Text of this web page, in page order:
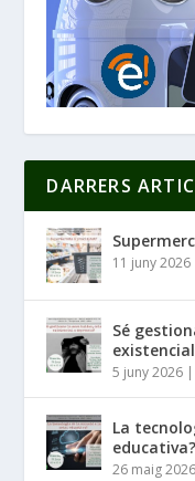
DARRERS
11 juny 2026
Sé
5 juny 2026 |
La
educativa?
26 maig 2026